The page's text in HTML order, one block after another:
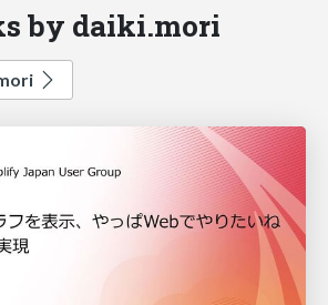
by daiki.mori